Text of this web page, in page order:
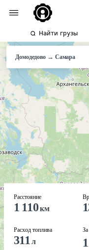
Найти грузы
Домодедово → Самара
Расстояние
1 110км
Расход топлива
311 л